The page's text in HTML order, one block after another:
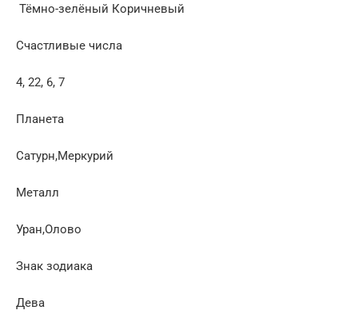
Тёмно-зелёный Коричневый
Счастливые числа
4, 22, 6, 7
Планета
Сатурн,Меркурий
Металл
Уран,Олово
Знак зодиака
Дева